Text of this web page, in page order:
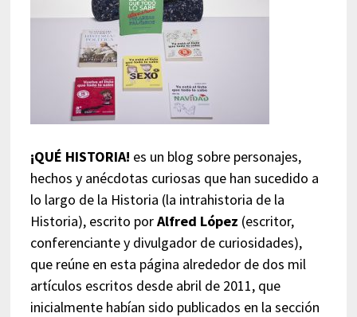
¡QUÉ HISTORIA! es un blog sobre personajes,
hechos y anécdotas curiosas que han sucedido a
lo largo de la Historia (la intrahistoria de la
Historia), escrito porAlfred López (escritor,
conferenciante y divulgador de curiosidades),
que reúne en esta página alrededor de dos mil
artículos escritos desde abril de 2011, que
inicialmente habían sido publicados en la sección